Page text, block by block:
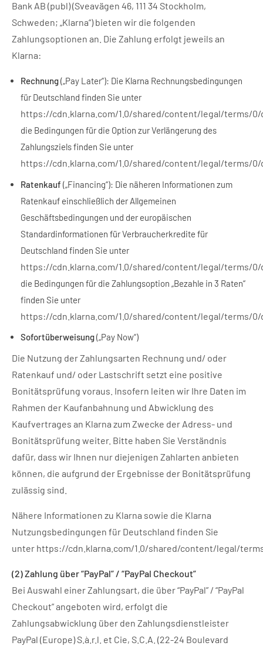
Bank AB (publ) (Sveavägen 46, 111 34 Stockholm,
Schweden; „Klarna“) bieten wir die folgenden
Zahlungsoptionen an. Die Zahlung erfolgt jeweils an
Klarna:
Rechnung(„Pay Later“): Die Klarna Rechnungsbedingungen
für Deutschland finden Sie unter
https://cdn.klarna.com/1.0/shared/content/legal/terms/
die Bedingungen für die Option zur Verlängerung des
Zahlungsziels finden Sie unter
https://cdn.klarna.com/1.0/shared/content/legal/terms/
Ratenkauf („Financing“): Die näheren Informationen zum
Ratenkauf einschließlich der Allgemeinen
Geschäftsbedingungen und der europäischen
Standardinformationen für Verbraucherkredite für
Deutschland finden Sie unter
https://cdn.klarna.com/1.0/shared/content/legal/terms/0/
die Bedingungen für die Zahlungsoption „Bezahle in 3 Raten“
finden Sie unter
https://cdn.klarna.com/1.0/shared/content/legal/terms/0/
Sofortüberweisung(„Pay Now“)
Die Nutzung der Zahlungsarten Rechnung und/ oder
Ratenkauf und/ oder Lastschrift setzt eine positive
Bonitätsprüfung voraus. Insofern leiten wir Ihre Daten im
Rahmen der Kaufanbahnung und Abwicklung des
Kaufvertrages an Klarna zum Zwecke der Adress- und
Bonitätsprüfung weiter. Bitte haben Sie Verständnis
dafür, dass wir Ihnen nur diejenigen Zahlarten anbieten
können, die aufgrund der Ergebnisse der Bonitätsprüfung
zulässig sind.
Nähere Informationen zu Klarna sowie die Klarna
Nutzungsbedingungen für Deutschland finden Sie
unter https://cdn.klarna.com/1.0/shared/content/legal/
(2)Zahlung über “PayPal” / “PayPal Checkout”
Bei Auswahl einer Zahlungsart, die über “PayPal” / “PayPal
Checkout” angeboten wird, erfolgt die
Zahlungsabwicklung über den Zahlungsdienstleister
PayPal (Europe) S.à.r.l. et Cie, S.C.A. (22-24 Boulevard